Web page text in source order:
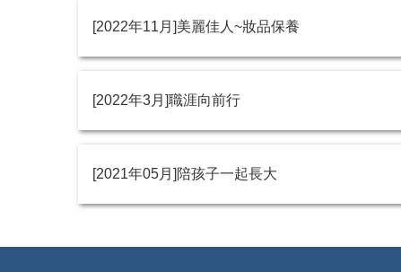
[2022年11月]美麗佳人~妝品保養
[2022年3月]職涯向前行
[2021年05月]陪孩子一起長大